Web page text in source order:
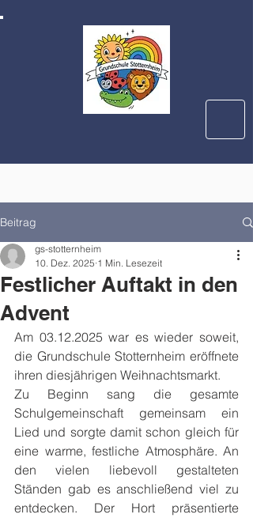
Beitrag
Festlicher Auftakt in den
Advent
gs-stotternheim
10. Dez. 2025 1 Min. Lesezeit
Am 03.12.2025 war es wieder soweit,
die Grundschule Stotternheim eröffnete
ihren diesjährigen Weihnachtsmarkt.
Zu Beginn sang die gesamte
Schulgemeinschaft gemeinsam ein
Lied und sorgte damit schon gleich für
eine warme, festliche Atmosphäre. An
den vielen liebevoll gestalteten
Ständen gab es anschließend viel zu
entdecken. Der Hort präsentierte